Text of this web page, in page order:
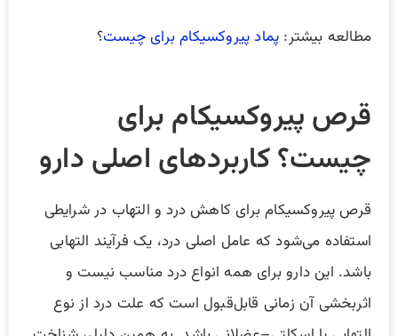
مطالعه بیشتر: پماد پیروکسیکام برای چیست؟
قرص پیروکسیکام برای
چیست؟ کاربردهای اصلی دارو
قرص پیروکسیکام برای کاهش درد و التهاب در شرایطی
استفاده می‌شود که عامل اصلی درد، یک فرآیند التهابی
باشد. این دارو برای همه انواع درد مناسب نیست و
اثربخشی آن زمانی قابل‌قبول است که علت درد از نوع